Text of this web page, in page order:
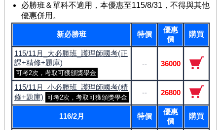
必勝班＆單科不適用，本優惠至115/8/31，不得與其他
優惠併用。
新必勝班 特價
優惠
價
購買
115/11月_大必勝班_護理師國考(正
課+精修+題庫)
可考2次，考取可獲頒獎學金
-- 36000
115/11月_小必勝班_護理師國考(精
修+題庫) 可考2次，考取可獲頒獎學金
-- 26800
116/2月 特價
優惠
價
購買